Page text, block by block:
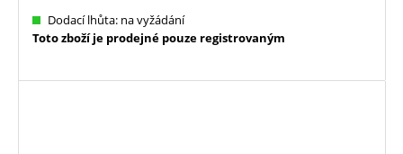
Dodací lhůta: na vyžádání
Toto zboží je prodejné pouze registrovaným